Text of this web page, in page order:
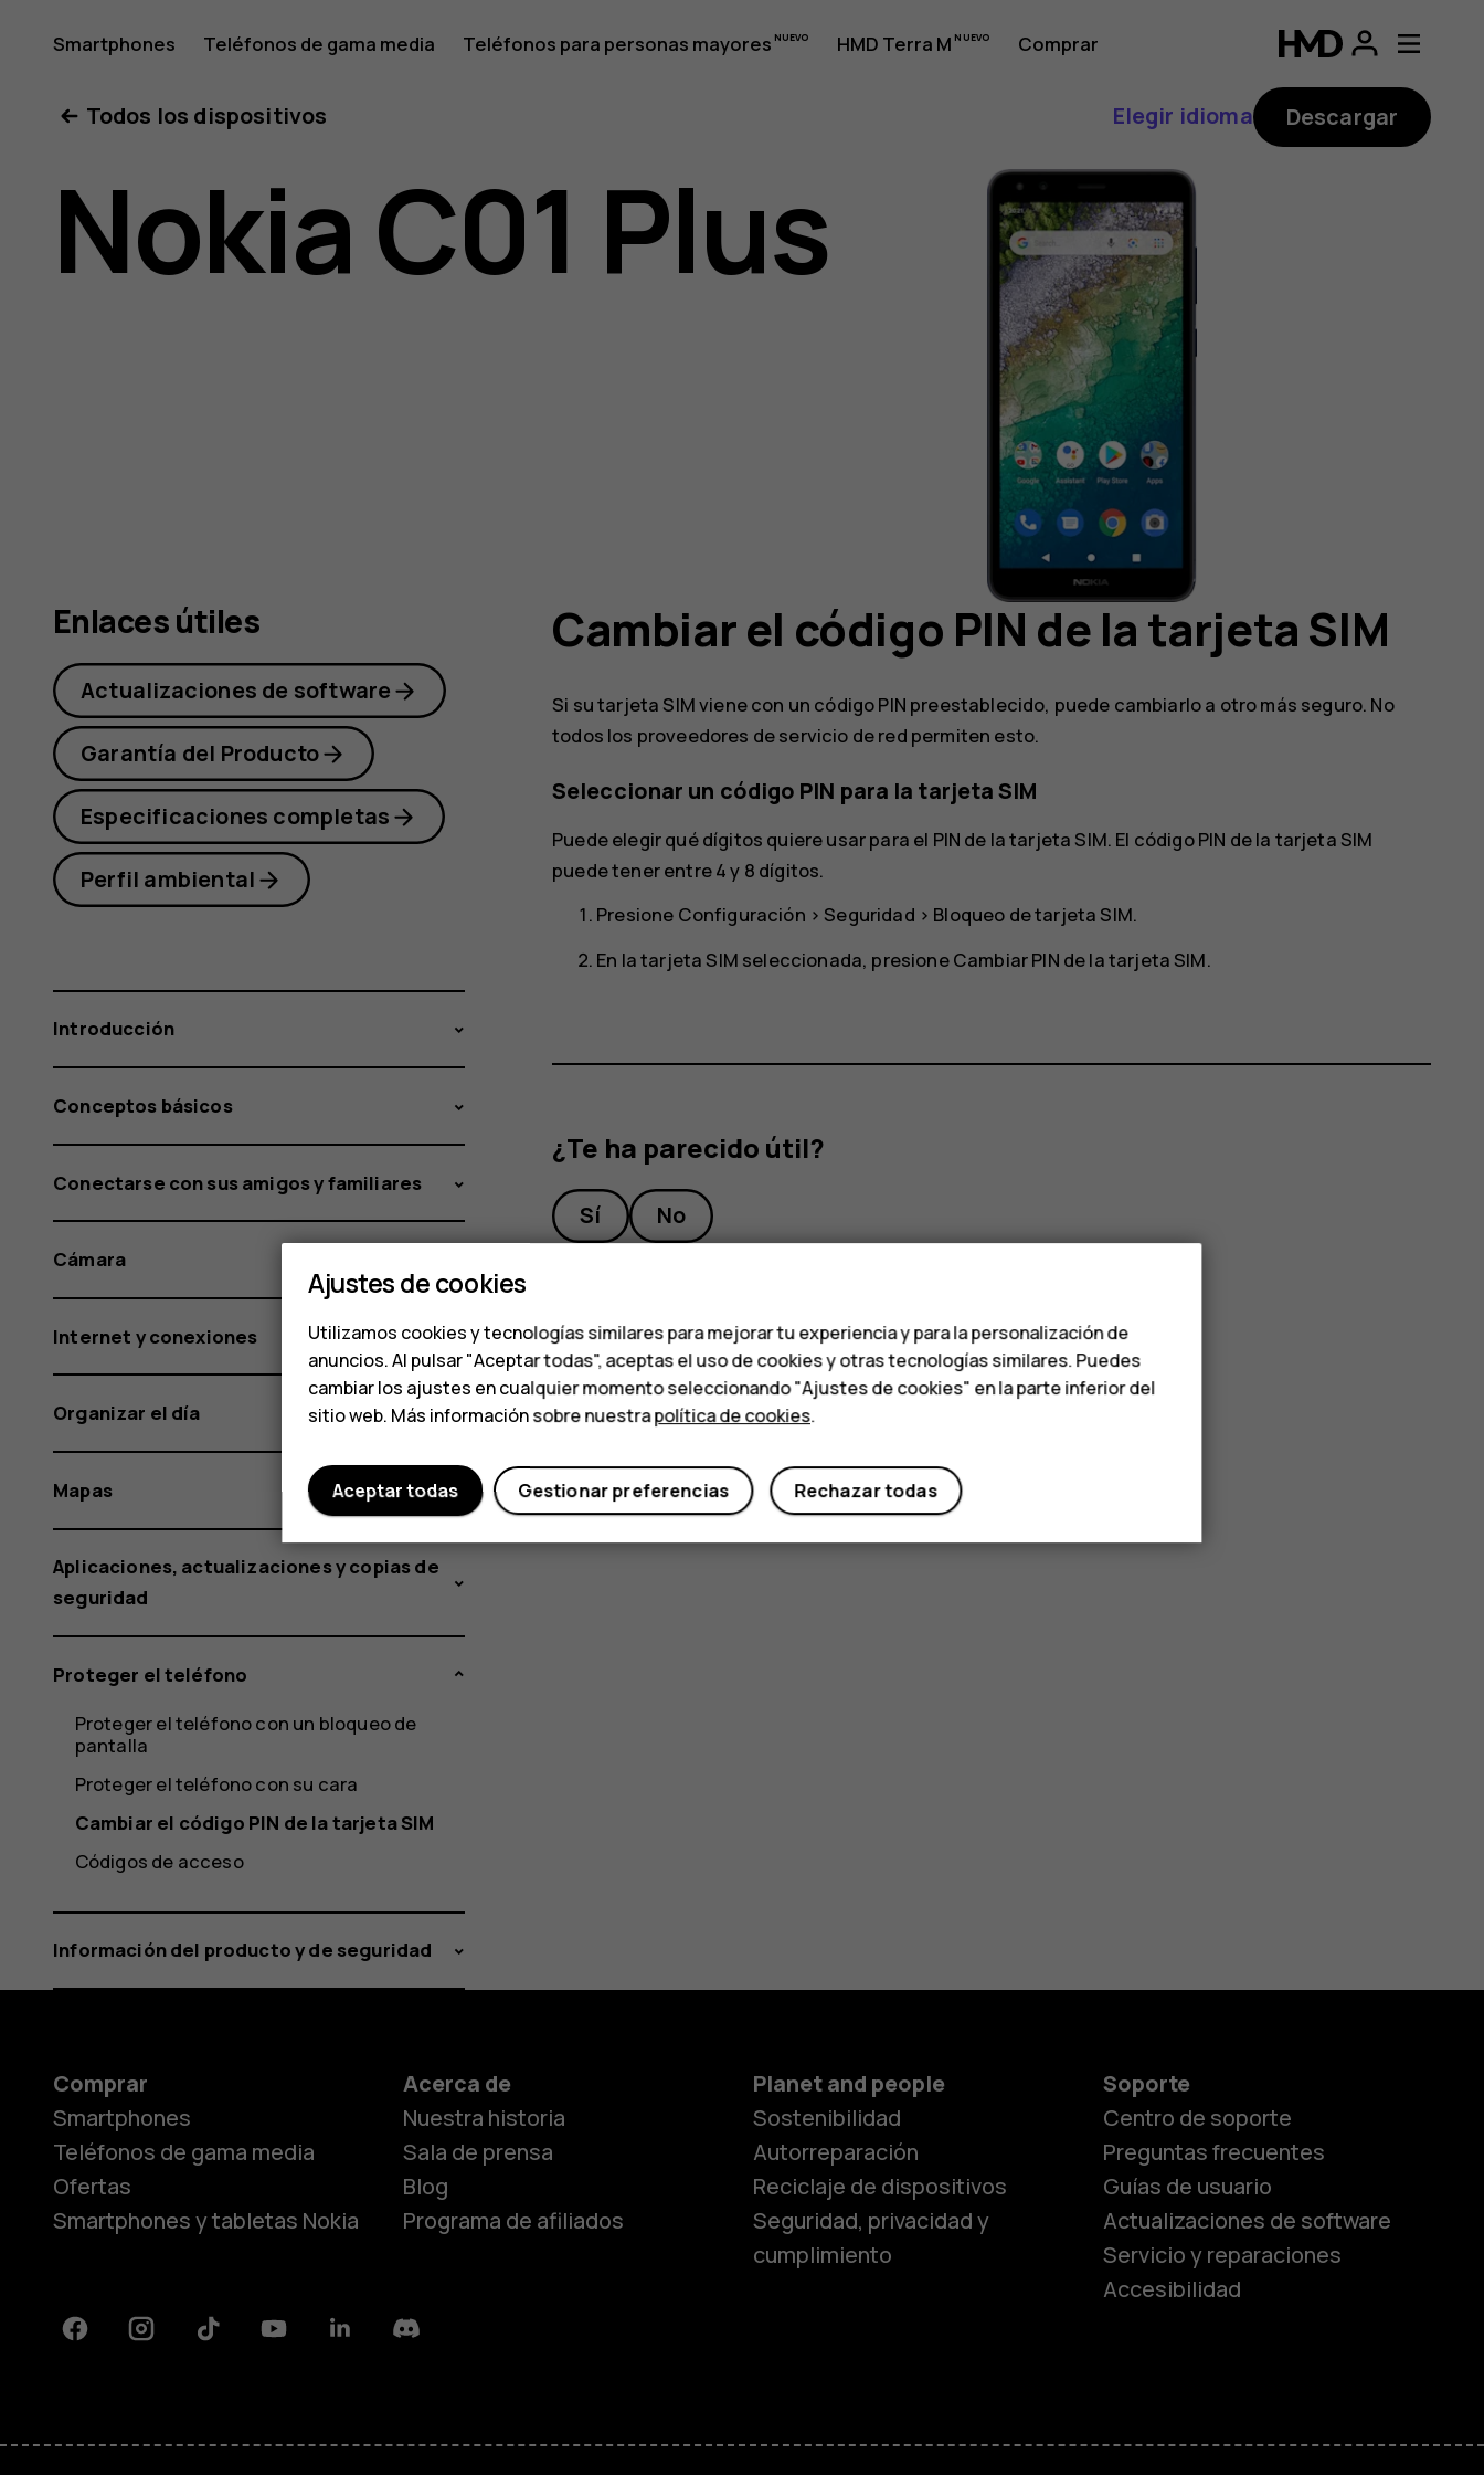
Manual
del
usuario
C01
Plus
Smartphones Teléfonos de gama media Teléfonos para personas mayores HMD Terra M Comprar
Todos los dispositivos
Elegir idioma Descargar
Nokia C01 Plus
Cambiar el código PIN de la tarjeta SIM
Si su tarjeta SIM viene con un código PIN preestablecido, puede cambiarlo a otro más seguro. No
todos los proveedores de servicio de red permiten esto.
Seleccionar un código PIN para la tarjeta SIM
Puede elegir qué dígitos quiere usar para el PIN de la tarjeta SIM. El código PIN de la tarjeta SIM
puede tener entre 4 y 8 dígitos.
Presione Configuración > Seguridad > Bloqueo de tarjeta SIM.
En la tarjeta SIM seleccionada, presioneCambiar PIN de la tarjeta SIM.
¿Te ha parecido útil?
Sí No
Enlaces útiles
Actualizaciones de software
Garantía del Producto
Especificaciones completas
Perfil ambiental
Introducción
Conceptos básicos
Conectarse con sus amigos y familiares
Cámara
Internet y conexiones
Organizar el día
Mapas
Aplicaciones, actualizaciones y copias de
seguridad
Proteger el teléfono
Proteger el teléfono con un bloqueo de
pantalla
Proteger el teléfono con su cara
Cambiar el código PIN de la tarjeta SIM
Códigos de acceso
Información del producto y de seguridad
Comprar
Smartphones
Teléfonos de gama media
Ofertas
Smartphones y tabletas Nokia
Acerca de
Nuestra historia
Sala de prensa
Blog
Programa de afiliados
Planet and people
Sostenibilidad
Autorreparación
Reciclaje de dispositivos
Seguridad, privacidad y
cumplimiento
Soporte
Centro de soporte
Preguntas frecuentes
Guías de usuario
Actualizaciones de software
Servicio y reparaciones
Accesibilidad
FacebookInstagramTiktok YoutubeLinkedinDiscord
Ajustes de cookies
Utilizamos cookies y tecnologías similares para mejorar tu experiencia y para la personalización de
anuncios. Al pulsar "Aceptar todas", aceptas el uso de cookies y otras tecnologías similares. Puedes
cambiar los ajustes en cualquier momento seleccionando "Ajustes de cookies" en la parte inferior del
sitio web. Más información sobre nuestrapolítica de cookies.
Rechazar todas
Gestionar preferencias
Aceptar todas